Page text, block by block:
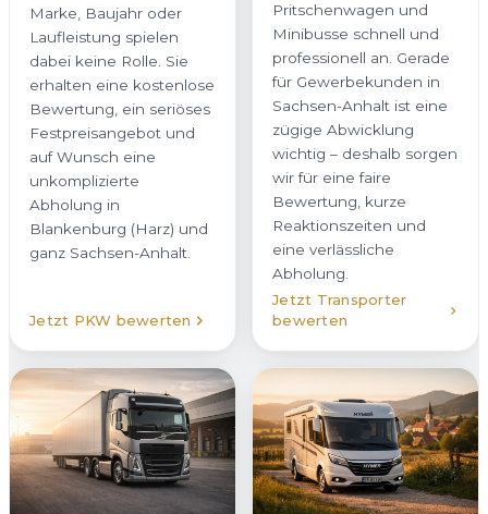
Marke, Baujahr oder
Laufleistung spielen
dabei keine Rolle. Sie
erhalten eine kostenlose
Bewertung, ein seriöses
Festpreisangebot und
auf Wunsch eine
unkomplizierte
Abholung in
Blankenburg (Harz) und
ganz Sachsen-Anhalt.
Jetzt PKW bewerten
Pritschenwagen und
Minibusse schnell und
professionell an. Gerade
für Gewerbekunden in
Sachsen-Anhalt ist eine
zügige Abwicklung
wichtig – deshalb sorgen
wir für eine faire
Bewertung, kurze
Reaktionszeiten und
eine verlässliche
Abholung.
Jetzt Transporter
bewerten